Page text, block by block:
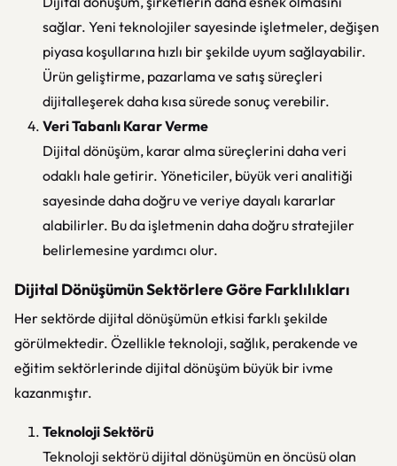
sağlar. Yeni teknolojiler sayesinde işletmeler, değişen
piyasa koşullarına hızlı bir şekilde uyum sağlayabilir.
Ürün geliştirme, pazarlama ve satış süreçleri
dijitalleşerek daha kısa sürede sonuç verebilir.
Veri Tabanlı Karar Verme
Dijital dönüşüm, karar alma süreçlerini daha veri
odaklı hale getirir. Yöneticiler, büyük veri analitiği
sayesinde daha doğru ve veriye dayalı kararlar
alabilirler. Bu da işletmenin daha doğru stratejiler
belirlemesine yardımcı olur.
Dijital Dönüşümün Sektörlere Göre Farklılıkları
Her sektörde dijital dönüşümün etkisi farklı şekilde
görülmektedir. Özellikle teknoloji, sağlık, perakende ve
eğitim sektörlerinde dijital dönüşüm büyük bir ivme
kazanmıştır.
Teknoloji Sektörü
Teknoloji sektörü dijital dönüşümün en öncüsü olan